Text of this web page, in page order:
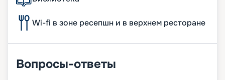
Wi-fi в зоне ресепшн и в верхнем ресторане
Вопросы-ответы